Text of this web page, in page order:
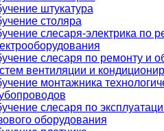
штукатура
столяра
слесаря-электрика по
слесаря по ремонту и
вентиляции и
монтажника
слесаря по
оборудования